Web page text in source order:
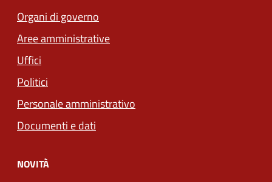
Organi di governo
Aree amministrative
Uffici
Politici
Personale amministrativo
Documenti e dati
NOVITÀ